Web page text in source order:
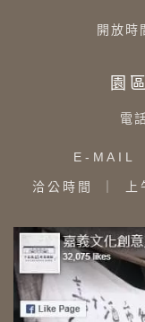
開放時
園
電
E-MAIL
洽公時間 ｜ 上